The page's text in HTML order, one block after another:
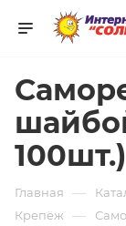
100шт.)
Главная —
Крепёж —